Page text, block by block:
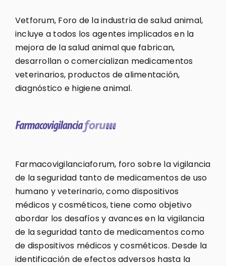
Vetforum, Foro de la industria de salud animal,
incluye a todos los agentes implicados en la
mejora de la salud animal que fabrican,
desarrollan o comercializan medicamentos
veterinarios, productos de alimentación,
diagnóstico e higiene animal.
Farmacovigilanciaforum, foro sobre la vigilancia
de la seguridad tanto de medicamentos de uso
humano y veterinario, como dispositivos
médicos y cosméticos, tiene como objetivo
abordar los desafíos y avances en la vigilancia
de la seguridad tanto de medicamentos como
de dispositivos médicos y cosméticos. Desde la
identificación de efectos adversos hasta la